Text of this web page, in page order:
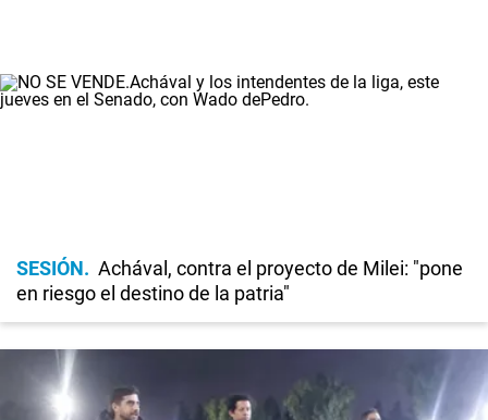
SESIÓN
Achával, contra el proyecto de Milei: "pone
en riesgo el destino de la patria"